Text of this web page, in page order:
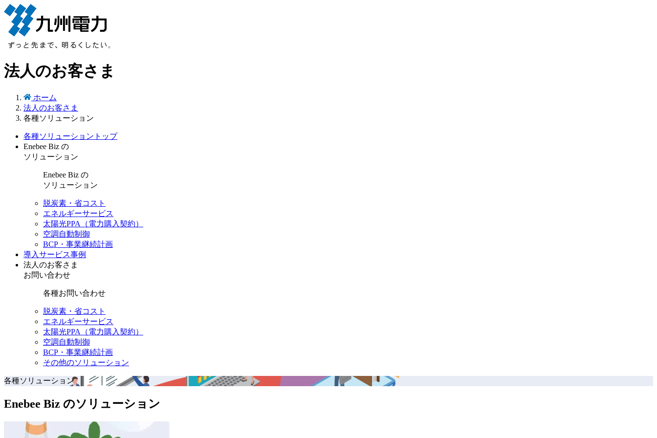
法人のお客さま
ホーム
法人のお客さま
各種ソリューション
各種ソリューショントップ
Enebee Biz の
ソリューション
Enebee Biz の
ソリューション
脱炭素・省コスト
エネルギーサービス
太陽光PPA（電力購入契約）
空調自動制御
BCP・事業継続計画
導入サービス事例
法人のお客さま
お問い合わせ
各種お問い合わせ
脱炭素・省コスト
エネルギーサービス
太陽光PPA（電力購入契約）
空調自動制御
BCP・事業継続計画
その他のソリューション
各種ソリューション
Enebee Biz のソリューション